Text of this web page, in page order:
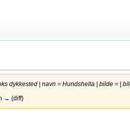
dykkested | navn = Hundshella | bilde = |
→ (diff)